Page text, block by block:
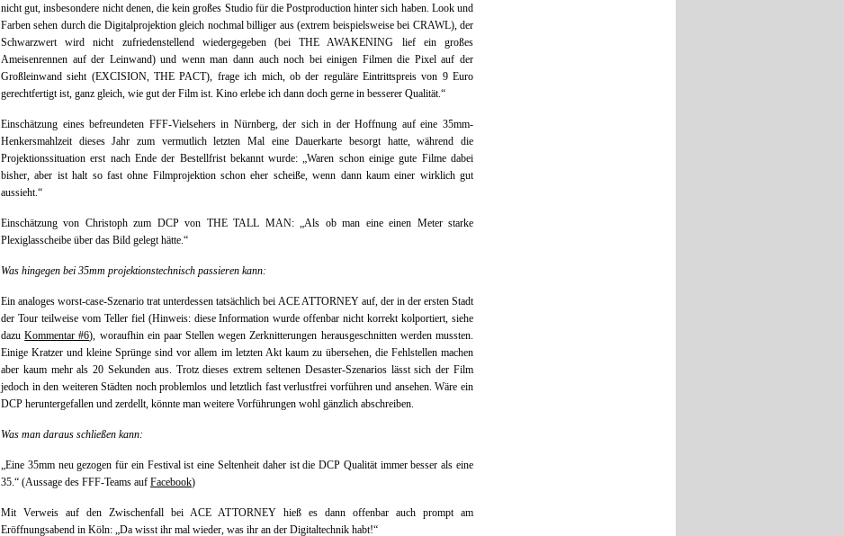
nicht gut, insbesondere nicht denen, die kein großes Studio für die Postproduction hinter sich haben. Look und
Farben sehen durch die Digitalprojektion gleich nochmal billiger aus (extrem beispielsweise bei CRAWL), der
Schwarzwert wird nicht zufriedenstellend wiedergegeben (bei THE AWAKENING lief ein großes
Ameisenrennen auf der Leinwand) und wenn man dann auch noch bei einigen Filmen die Pixel auf der
Großleinwand sieht (EXCISION, THE PACT), frage ich mich, ob der reguläre Eintrittspreis von 9 Euro
gerechtfertigt ist, ganz gleich, wie gut der Film ist. Kino erlebe ich dann doch gerne in besserer Qualität.“
Einschätzung eines befreundeten FFF-Vielsehers in Nürnberg, der sich in der Hoffnung auf eine 35mm-
Henkersmahlzeit dieses Jahr zum vermutlich letzten Mal eine Dauerkarte besorgt hatte, während die
Projektionssituation erst nach Ende der Bestellfrist bekannt wurde: „Waren schon einige gute Filme dabei
bisher, aber ist halt so fast ohne Filmprojektion schon eher scheiße, wenn dann kaum einer wirklich gut
aussieht.“
Einschätzung von Christoph zum DCP von THE TALL MAN: „Als ob man eine einen Meter starke
Plexiglasscheibe über das Bild gelegt hätte.“
Was hingegen bei 35mm projektionstechnisch passieren kann:
Ein analoges worst-case-Szenario trat unterdessen tatsächlich bei ACE ATTORNEY auf, der in der ersten Stadt
der Tour teilweise vom Teller fiel (Hinweis: diese Information wurde offenbar nicht korrekt kolportiert, siehe
dazuKommentar #6), woraufhin ein paar Stellen wegen Zerknitterungen herausgeschnitten werden mussten.
Einige Kratzer und kleine Sprünge sind vor allem im letzten Akt kaum zu übersehen, die Fehlstellen machen
aber kaum mehr als 20 Sekunden aus. Trotz dieses extrem seltenen Desaster-Szenarios lässt sich der Film
jedoch in den weiteren Städten noch problemlos und letztlich fast verlustfrei vorführen und ansehen. Wäre ein
DCP heruntergefallen und zerdellt, könnte man weitere Vorführungen wohl gänzlich abschreiben.
Was man daraus schließen kann:
„Eine 35mm neu gezogen für ein Festival ist eine Seltenheit daher ist die DCP Qualität immer besser als eine
35.“ (Aussage des FFF-Teams auf Facebook)
Mit Verweis auf den Zwischenfall bei ACE ATTORNEY hieß es dann offenbar auch prompt am
Eröffnungsabend in Köln: „Da wisst ihr mal wieder, was ihr an der Digitaltechnik habt!“